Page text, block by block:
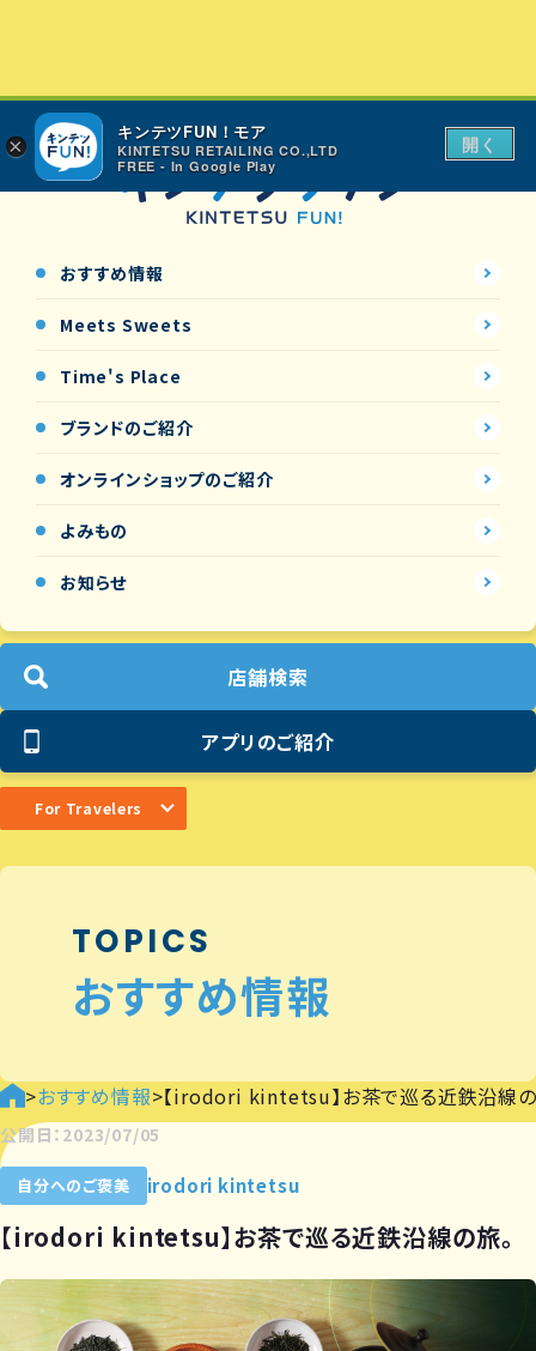
おすすめ情報
Meets Sweets
Time's Place
ブランドのご紹介
オンラインショップのご紹介
よみもの
お知らせ
店舗検索
アプリのご紹介
For Travelers
TOPICS
おすすめ情報
>おすすめ情報>【irodori kintetsu】お茶で巡る近鉄沿線の
公開日：2023/07/05
自分へのご褒美 irodori kintetsu
【irodori kintetsu】お茶で巡る近鉄沿線の旅。
×
キンテツFUN！モア
KINTETSU RETAILING CO.,LTD
FREE - In Google Play
開く